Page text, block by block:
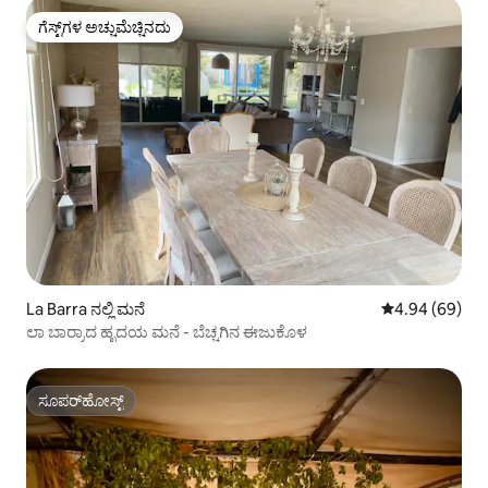
ಗೆಸ್ಟ್‌ಗಳ ಅಚ್ಚುಮೆಚ್ಚಿನದು
ಗೆಸ್ಟ್‌ಗಳ ಅಚ್ಚುಮೆಚ್ಚಿನದು
La Barra ನಲ್ಲಿ ಮನೆ 5 ರಲ್ಲಿ 4.94
4.94 (69)
ಲಾ ಬಾರ್ರಾದ ಹೃದಯ ಮನೆ - ಬೆಚ್ಚಗಿನ ಈಜುಕೊಳ
ಸೂಪರ್‌ಹೋಸ್ಟ್
ಸೂಪರ್‌ಹೋಸ್ಟ್